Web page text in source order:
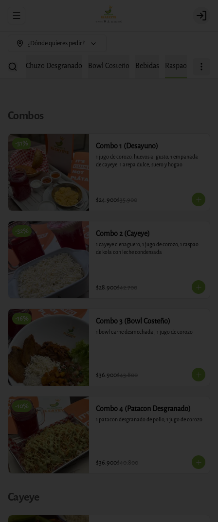
Abrir menu de navegación Login
¿Dónde quieres pedir?
Chuzo Desgranado Bowl Costeño Bebidas Raspao
Combos
-31% Combo 1 (Desayuno)
1 jugo de corozo, huevos al gusto, 1 empanada
de cayeye. 1 arepa dulce, suero y hogao
$24.900$35.900
-32% Combo 2 (Cayeye)
1 cayeye cienaguero, 1 jugo de corozo, 1 raspao
de kola con leche condensada
$28.900$42.700
-16% Combo 3 (Bowl Costeño)
1 bowl carne desmechada , 1 jugo de corozo
$36.900$43.800
-10% Combo 4 (Patacon Desgranado)
1 patacon desgranado de pollo, 1 jugo de corozo
$36.900$40.800
Cayeye